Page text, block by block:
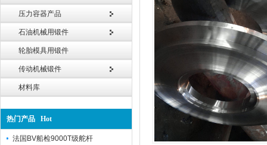
压力容器产品
石油机械用锻件
轮胎模具用锻件
传动机械锻件
材料库
热门产品 Hot
法国BV船检9000T级舵杆